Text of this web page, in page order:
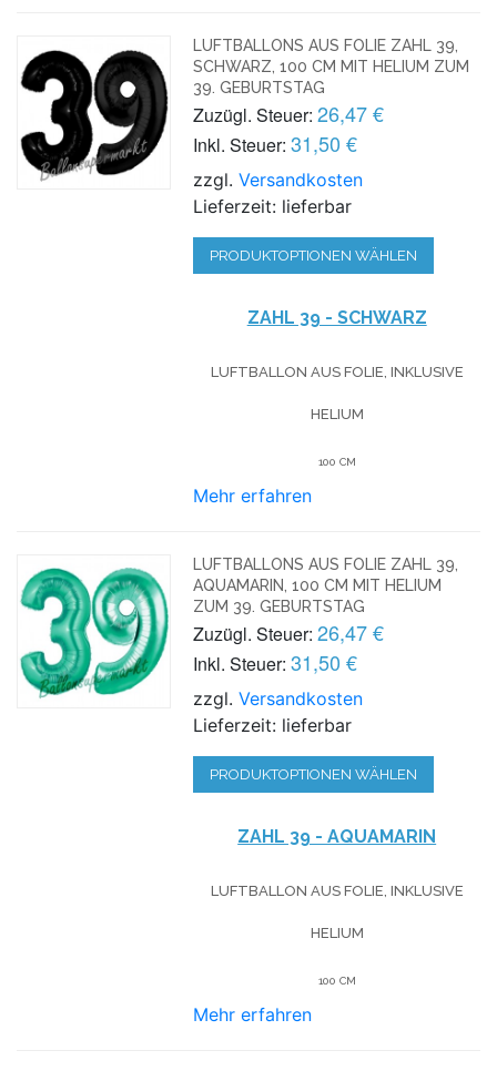
LUFTBALLONS AUS FOLIE ZAHL 39,
SCHWARZ, 100 CM MIT HELIUM ZUM
39. GEBURTSTAG
Zuzügl. Steuer: 26,47 €
Inkl. Steuer: 31,50 €
zzgl.Versandkosten
Lieferzeit: lieferbar
PRODUKTOPTIONEN WÄHLEN
ZAHL 39 - SCHWARZ
LUFTBALLON AUS FOLIE, INKLUSIVE
HELIUM
100 CM
Mehr erfahren
LUFTBALLONS AUS FOLIE ZAHL 39,
AQUAMARIN, 100 CM MIT HELIUM
ZUM 39. GEBURTSTAG
Zuzügl. Steuer: 26,47 €
Inkl. Steuer: 31,50 €
zzgl.Versandkosten
Lieferzeit: lieferbar
PRODUKTOPTIONEN WÄHLEN
ZAHL 39 - AQUAMARIN
LUFTBALLON AUS FOLIE, INKLUSIVE
HELIUM
100 CM
Mehr erfahren